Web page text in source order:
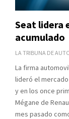
Seat lidera
acumulado
LA TRIBUNA DE
La firma
lideró el
y en los once
Mégane de
mes pasado